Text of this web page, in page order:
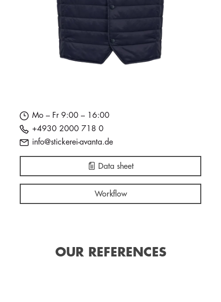
Mo – Fr 9:00 – 16:00
+4930 2000 718 0
info@stickerei-avanta.de
Data sheet
Workflow
OUR REFERENCES